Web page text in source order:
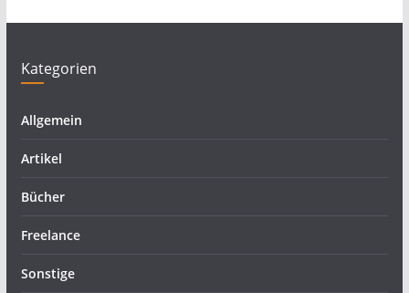
Kategorien
Allgemein
Artikel
Bücher
Freelance
Sonstige